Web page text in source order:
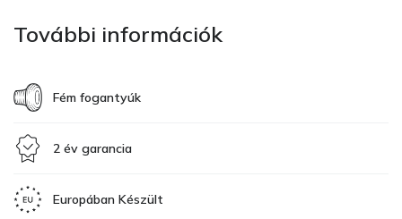
További információk
Fém fogantyúk
2 év garancia
Europában Készült